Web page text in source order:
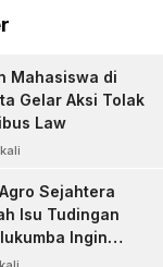
Mahasiswa di
Gelar Aksi Tolak
Law
Sejahtera
Isu Tudingan
Ingin
Material, Itu